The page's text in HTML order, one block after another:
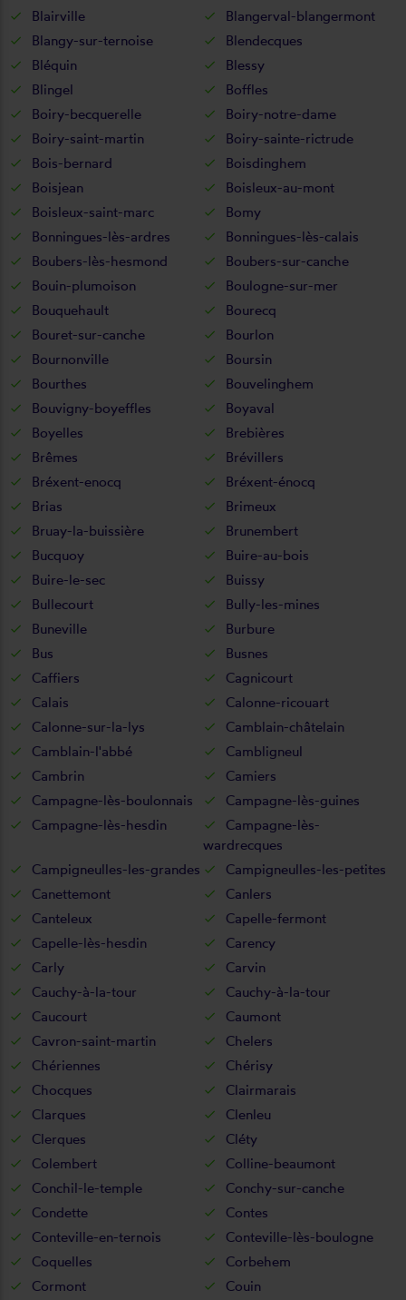
Blairville
Blangerval-blangermont
Blangy-sur-ternoise
Blendecques
Bléquin
Blessy
Blingel
Boffles
Boiry-becquerelle
Boiry-notre-dame
Boiry-saint-martin
Boiry-sainte-rictrude
Bois-bernard
Boisdinghem
Boisjean
Boisleux-au-mont
Boisleux-saint-marc
Bomy
Bonningues-lès-ardres
Bonningues-lès-calais
Boubers-lès-hesmond
Boubers-sur-canche
Bouin-plumoison
Boulogne-sur-mer
Bouquehault
Bourecq
Bouret-sur-canche
Bourlon
Bournonville
Boursin
Bourthes
Bouvelinghem
Bouvigny-boyeffles
Boyaval
Boyelles
Brebières
Brêmes
Brévillers
Bréxent-enocq
Bréxent-énocq
Brias
Brimeux
Bruay-la-buissière
Brunembert
Bucquoy
Buire-au-bois
Buire-le-sec
Buissy
Bullecourt
Bully-les-mines
Buneville
Burbure
Bus
Busnes
Caffiers
Cagnicourt
Calais
Calonne-ricouart
Calonne-sur-la-lys
Camblain-châtelain
Camblain-l'abbé
Cambligneul
Cambrin
Camiers
Campagne-lès-boulonnais
Campagne-lès-guines
Campagne-lès-hesdin
Campagne-lès-
wardrecques
Campigneulles-les-grandes
Campigneulles-les-petites
Canettemont
Canlers
Canteleux
Capelle-fermont
Capelle-lès-hesdin
Carency
Carly
Carvin
Cauchy-à-la-tour
Cauchy-à-la-tour
Caucourt
Caumont
Cavron-saint-martin
Chelers
Chériennes
Chérisy
Chocques
Clairmarais
Clarques
Clenleu
Clerques
Cléty
Colembert
Colline-beaumont
Conchil-le-temple
Conchy-sur-canche
Condette
Contes
Conteville-en-ternois
Conteville-lès-boulogne
Coquelles
Corbehem
Cormont
Couin